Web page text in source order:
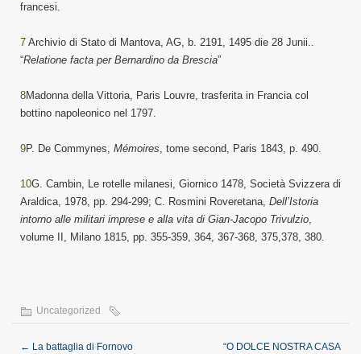
francesi.
7 Archivio di Stato di Mantova, AG, b. 2191, 1495 die 28 Junii..
“Relatione facta per Bernardino da Brescia”
8Madonna della Vittoria, Paris Louvre, trasferita in Francia col
bottino napoleonico nel 1797.
9P. De Commynes, Mémoires, tome second, Paris 1843, p. 490.
10G. Cambin, Le rotelle milanesi, Giornico 1478, Società Svizzera di
Araldica, 1978, pp. 294-299; C. Rosmini Roveretana, Dell’Istoria
intorno alle militari imprese e alla vita di Gian-Jacopo Trivulzio,
volume II, Milano 1815, pp. 355-359, 364, 367-368, 375,378, 380.
Uncategorized
← La battaglia di Fornovo
“O DOLCE NOSTRA CASA